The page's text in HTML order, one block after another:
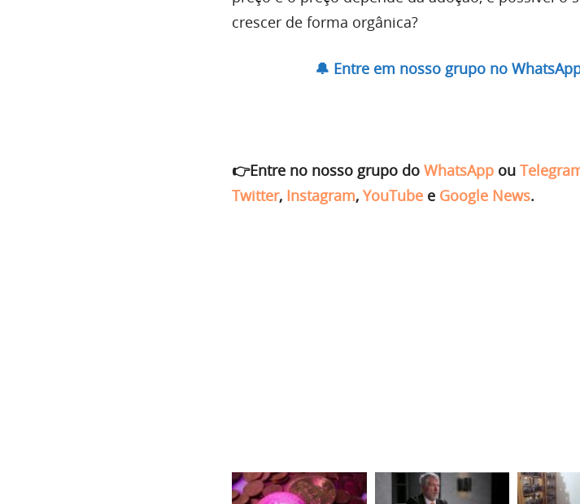
crescer de forma orgânica?
🔔 Entre em nosso grupo no
👉Entre no nosso grupo do WhatsApp ou
Twitter, Instagram, YouTube e Google News.